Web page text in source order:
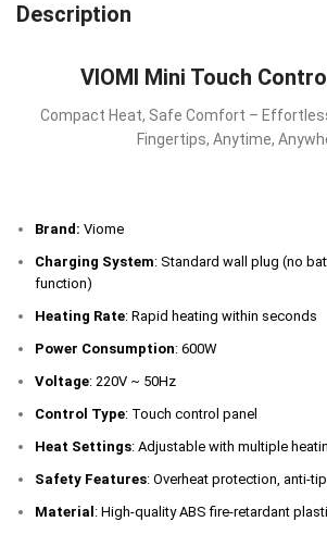
Description
VIOMI Mini Touch
Compact Heat, Safe Comfort –
Fingertips, Anytime,
Brand: Viome
Charging System: Standard wall plug (no
function)
Heating Rate: Rapid heating within seconds
Power Consumption: 600W
Voltage: 220V ~ 50Hz
Control Type: Touch control panel
Heat Settings: Adjustable with multiple
Safety Features: Overheat protection, anti-
Material : High-quality ABS fire-retardant